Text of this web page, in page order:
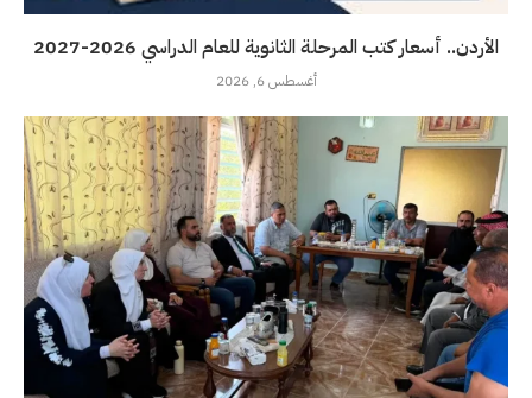
الأردن.. أسعار كتب المرحلة الثانوية للعام الدراسي 2026-2027
أغسطس 6, 2026